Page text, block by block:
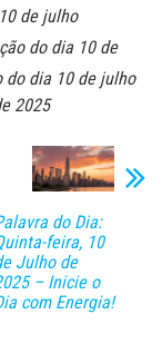
de julho
do dia 10 de
do dia 10 de julho
2025
do Dia:
feira, 10
Julho de
– Inicie o
com Energia!